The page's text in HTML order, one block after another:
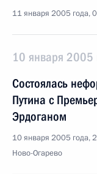
11 января 2005 года,
10 января 2005
Состоялась
Путина с
Эрдоганом
10 января 2005 года,
Ново-Огарево